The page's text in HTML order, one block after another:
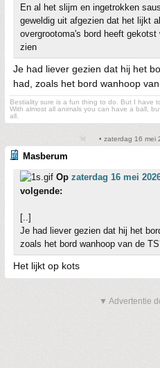
En al het slijm en ingetrokken
geweldig uit afgezien dat het lijkt
overgrootoma's bord heeft
zien
Je had liever gezien dat hij het
had, zoals het bord wanhoop
Bestiality sure is a fun thing to do. But I have
With almost all animals you can have a ball,
all.
• zaterdag 16 mei
Masberum
Op zaterdag 16 mei
volgende:
[..]
Je had liever gezien dat hij het
zoals het bord wanhoop van de
Het lijkt op kots
▼ Advertentie